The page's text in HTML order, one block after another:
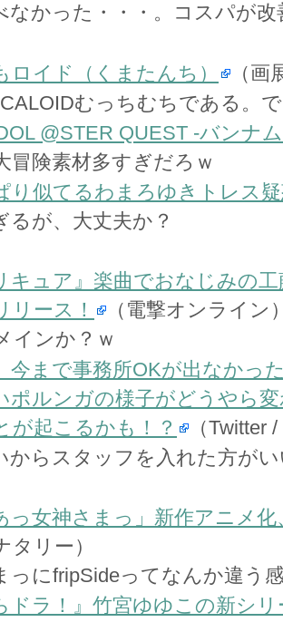
なかった・・・。コスパが
ロイド（くまたんち）
（画
むっちむちである。
@STER QUEST -バンナ
冒険素材多すぎだろｗ
り似てるわまろゆきトレス
るが、大丈夫か？
キュア』楽曲でおなじみの
リース！
（電撃オンライン
インか？ｗ
今まで事務所OKが出なかっ
ポルンガの様子がどうやら
が起こるかも！？
（Twitter
からスタッフを入れた方が
っ女神さまっ」新作アニメ
タリー）
っにfripSideってなんか違う
ドラ！』竹宮ゆゆこの新シ